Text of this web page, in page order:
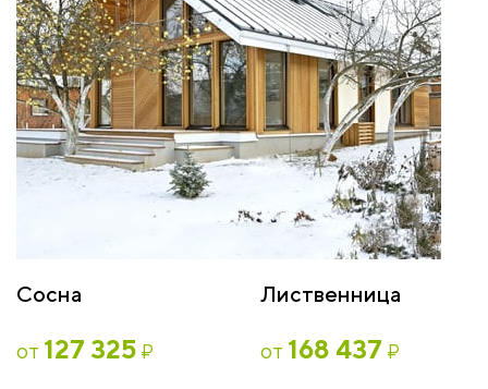
Сосна
от 127 325 ₽
Лиственница
от 168 437 ₽